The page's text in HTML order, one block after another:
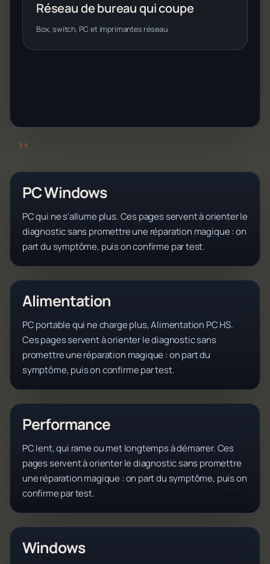
Réseau de bureau qui coupe
Box, switch, PC et imprimantes réseau
PC Windows
PC qui ne s'allume plus. Ces pages servent à orienter le
diagnostic sans promettre une réparation magique : on
part du symptôme, puis on confirme par test.
Alimentation
PC portable qui ne charge plus, Alimentation PC HS.
Ces pages servent à orienter le diagnostic sans
promettre une réparation magique : on part du
symptôme, puis on confirme par test.
Performance
PC lent, qui rame ou met longtemps à démarrer. Ces
pages servent à orienter le diagnostic sans promettre
une réparation magique : on part du symptôme, puis on
confirme par test.
Windows